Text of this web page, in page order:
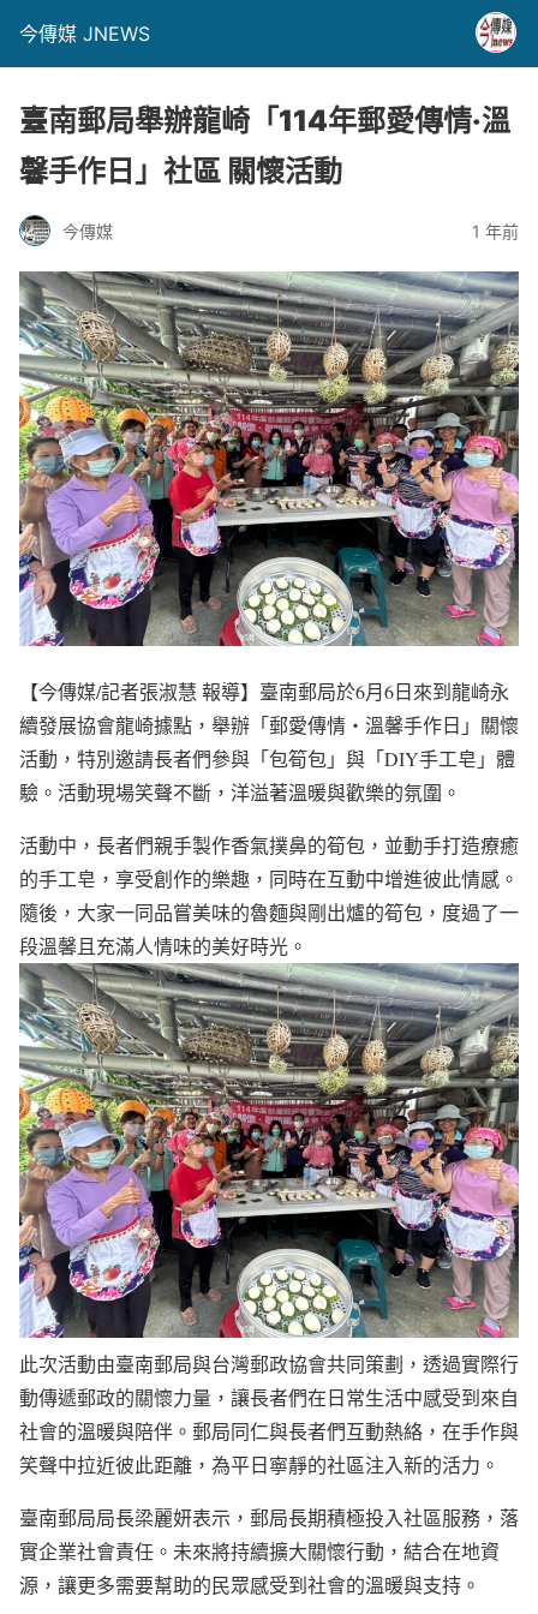
今傳媒 JNEWS
臺南郵局舉辦龍崎「114年郵愛傳情‧溫
馨手作日」社區 關懷活動
今傳媒 1 年前
【今傳媒/記者張淑慧 報導】臺南郵局於6月6日來到龍崎永
續發展協會龍崎據點，舉辦「郵愛傳情‧溫馨手作日」關懷
活動，特別邀請長者們參與「包筍包」與「DIY手工皂」體
驗。活動現場笑聲不斷，洋溢著溫暖與歡樂的氛圍。
活動中，長者們親手製作香氣撲鼻的筍包，並動手打造療癒
的手工皂，享受創作的樂趣，同時在互動中增進彼此情感。
隨後，大家一同品嘗美味的魯麵與剛出爐的筍包，度過了一
段溫馨且充滿人情味的美好時光。
此次活動由臺南郵局與台灣郵政協會共同策劃，透過實際行
動傳遞郵政的關懷力量，讓長者們在日常生活中感受到來自
社會的溫暖與陪伴。郵局同仁與長者們互動熱絡，在手作與
笑聲中拉近彼此距離，為平日寧靜的社區注入新的活力。
臺南郵局局長梁麗妍表示，郵局長期積極投入社區服務，落
實企業社會責任。未來將持續擴大關懷行動，結合在地資
源，讓更多需要幫助的民眾感受到社會的溫暖與支持。